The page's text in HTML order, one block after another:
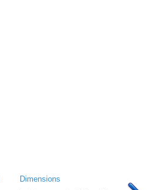
Dimensions